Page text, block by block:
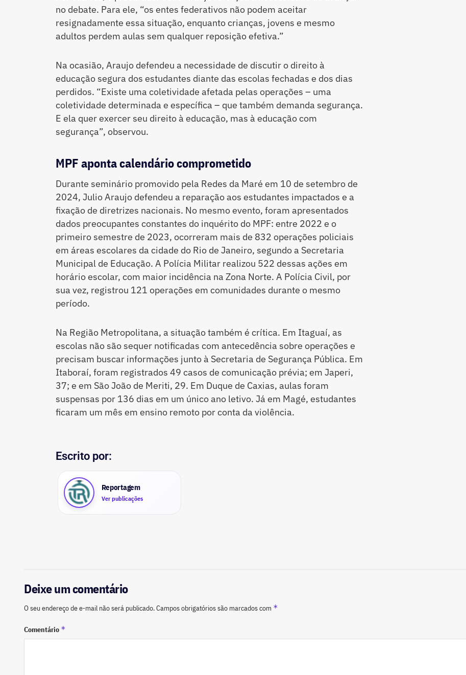
no debate. Para ele, “os entes federativos não podem aceitar
resignadamente essa situação, enquanto crianças, jovens e mesmo
adultos perdem aulas sem qualquer reposição efetiva.”
Na ocasião, Araujo defendeu a necessidade de discutir o direito à
educação segura dos estudantes diante das escolas fechadas e dos dias
perdidos. “Existe uma coletividade afetada pelas operações – uma
coletividade determinada e específica – que também demanda segurança.
E ela quer exercer seu direito à educação, mas à educação com
segurança”, observou.
MPF aponta calendário comprometido
Durante seminário promovido pela Redes da Maré em 10 de setembro de
2024, Julio Araujo defendeu a reparação aos estudantes impactados e a
fixação de diretrizes nacionais. No mesmo evento, foram apresentados
dados preocupantes constantes do inquérito do MPF: entre 2022 e o
primeiro semestre de 2023, ocorreram mais de 832 operações policiais
em áreas escolares da cidade do Rio de Janeiro, segundo a Secretaria
Municipal de Educação. A Polícia Militar realizou 522 dessas ações em
horário escolar, com maior incidência na Zona Norte. A Polícia Civil, por
sua vez, registrou 121 operações em comunidades durante o mesmo
período.
Na Região Metropolitana, a situação também é crítica. Em Itaguaí, as
escolas não são sequer notificadas com antecedência sobre operações e
precisam buscar informações junto à Secretaria de Segurança Pública. Em
Itaboraí, foram registrados 49 casos de comunicação prévia; em Japeri,
37; e em São João de Meriti, 29. Em Duque de Caxias, aulas foram
suspensas por 136 dias em um único ano letivo. Já em Magé, estudantes
ficaram um mês em ensino remoto por conta da violência.
Escrito por:
Reportagem
Ver publicações
Deixe um comentário
O seu endereço de e-mail não será publicado.Campos obrigatórios são marcados com *
Comentário *